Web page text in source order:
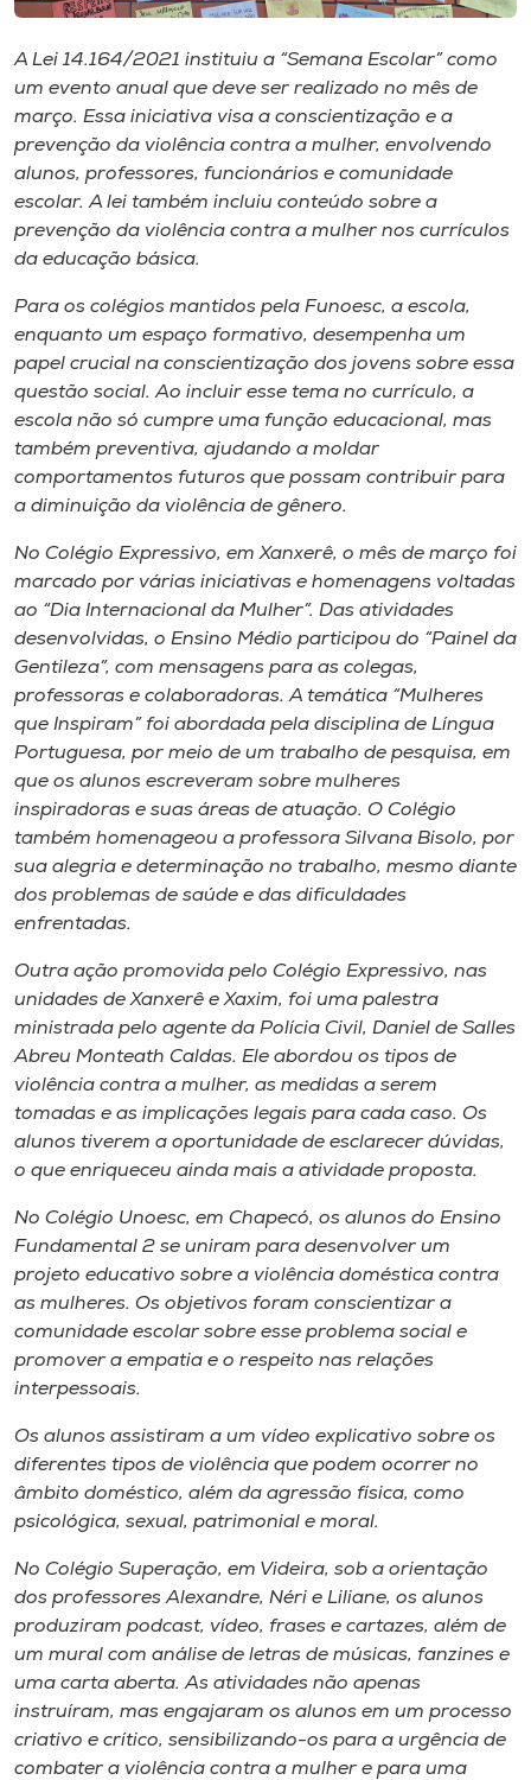
Editora
Rádio
Museu
Unoesc
Selecione
o idioma
A-
A Lei 14.164/2021 instituiu a “Semana Escolar” como
um evento anual que deve ser realizado no mês de
março. Essa iniciativa visa a conscientização e a
prevenção da violência contra a mulher, envolvendo
alunos, professores, funcionários e comunidade
escolar. A lei também incluiu conteúdo sobre a
prevenção da violência contra a mulher nos currículos
da educação básica.
Para os colégios mantidos pela Funoesc, a escola,
enquanto um espaço formativo, desempenha um
papel crucial na conscientização dos jovens sobre essa
questão social. Ao incluir esse tema no currículo, a
escola não só cumpre uma função educacional, mas
também preventiva, ajudando a moldar
comportamentos futuros que possam contribuir para
a diminuição da violência de gênero.
No Colégio Expressivo, em Xanxerê, o mês de março foi
marcado por várias iniciativas e homenagens voltadas
ao “Dia Internacional da Mulher”. Das atividades
desenvolvidas, o Ensino Médio participou do “Painel da
Gentileza”, com mensagens para as colegas,
professoras e colaboradoras. A temática “Mulheres
que Inspiram” foi abordada pela disciplina de Língua
Portuguesa, por meio de um trabalho de pesquisa, em
que os alunos escreveram sobre mulheres
inspiradoras e suas áreas de atuação. O Colégio
também homenageou a professora Silvana Bisolo, por
sua alegria e determinação no trabalho, mesmo diante
dos problemas de saúde e das dificuldades
enfrentadas.
Outra ação promovida pelo Colégio Expressivo, nas
unidades de Xanxerê e Xaxim, foi uma palestra
ministrada pelo agente da Polícia Civil, Daniel de Salles
Abreu Monteath Caldas. Ele abordou os tipos de
violência contra a mulher, as medidas a serem
tomadas e as implicações legais para cada caso. Os
alunos tiverem a oportunidade de esclarecer dúvidas,
o que enriqueceu ainda mais a atividade proposta.
No Colégio Unoesc, em Chapecó, os alunos do Ensino
Fundamental 2 se uniram para desenvolver um
projeto educativo sobre a violência doméstica contra
as mulheres. Os objetivos foram conscientizar a
comunidade escolar sobre esse problema social e
promover a empatia e o respeito nas relações
interpessoais.
Os alunos assistiram a um vídeo explicativo sobre os
diferentes tipos de violência que podem ocorrer no
âmbito doméstico, além da agressão física, como
psicológica, sexual, patrimonial e moral.
No Colégio Superação, em Videira, sob a orientação
dos professores Alexandre, Néri e Liliane, os alunos
produziram podcast, vídeo, frases e cartazes, além de
um mural com análise de letras de músicas, fanzines e
uma carta aberta. As atividades não apenas
instruíram, mas engajaram os alunos em um processo
criativo e crítico, sensibilizando-os para a urgência de
combater a violência contra a mulher e para uma